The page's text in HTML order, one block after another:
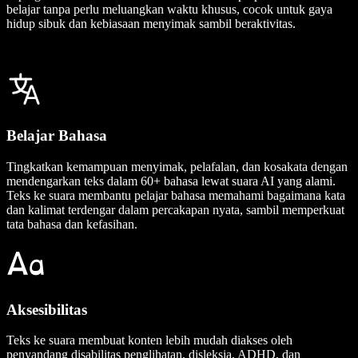
belajar tanpa perlu meluangkan waktu khusus, cocok untuk gaya
hidup sibuk dan kebiasaan menyimak sambil beraktivitas.
Belajar Bahasa
Tingkatkan kemampuan menyimak, pelafalan, dan kosakata dengan
mendengarkan teks dalam 60+ bahasa lewat suara AI yang alami.
Teks ke suara membantu pelajar bahasa memahami bagaimana kata
dan kalimat terdengar dalam percakapan nyata, sambil memperkuat
tata bahasa dan kefasihan.
Aksesibilitas
Teks ke suara membuat konten lebih mudah diakses oleh
penyandang disabilitas penglihatan, disleksia, ADHD, dan